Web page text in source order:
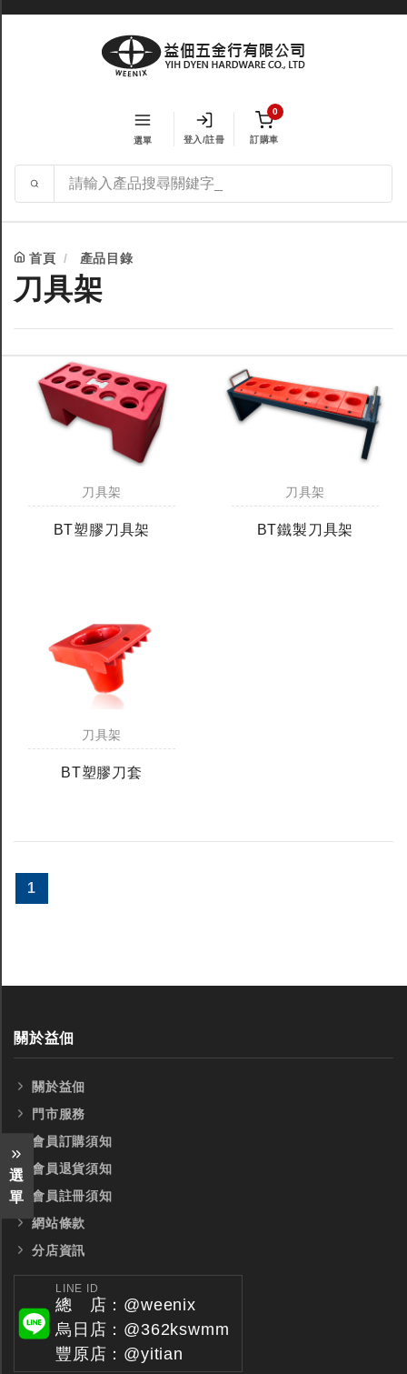
選單 登入/註冊
0
訂購車
首頁 產品目錄
刀具架
選
單
刀具架
BT塑膠刀具架
刀具架
BT鐵製刀具架
刀具架
BT塑膠刀套
1
關於益佃
關於益佃
門市服務
會員訂購須知
會員退貨須知
會員註冊須知
網站條款
分店資訊
LINE ID
總 店：@weenix
烏日店：@362kswmm
豐原店：@yitian